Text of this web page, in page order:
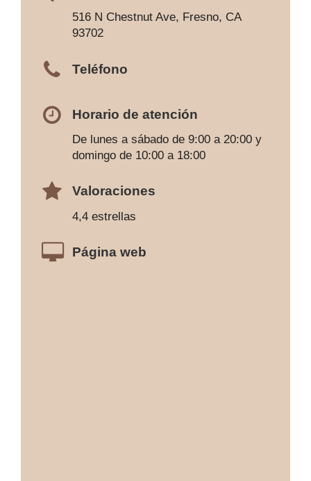
516 N Chestnut Ave, Fresno, CA
93702
Teléfono
Horario de atención
De lunes a sábado de 9:00 a 20:00 y
domingo de 10:00 a 18:00
Valoraciones
4,4 estrellas
Página web